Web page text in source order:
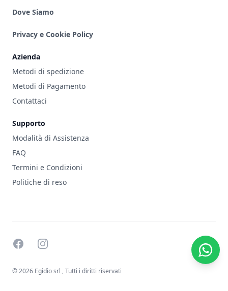
Dove Siamo
Privacy e Cookie Policy
Azienda
Metodi di spedizione
Metodi di Pagamento
Contattaci
Supporto
Modalità di Assistenza
FAQ
Termini e Condizioni
Politiche di reso
facebookinstagram
© 2026 Egidio srl , Tutti i diritti riservati